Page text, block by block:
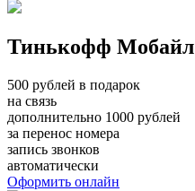
Тинькофф Мобайл
500 рублей в подарок
на связь
дополнительно 1000 рублей
за перенос номера
запись звонков
автоматически
Оформить онлайн